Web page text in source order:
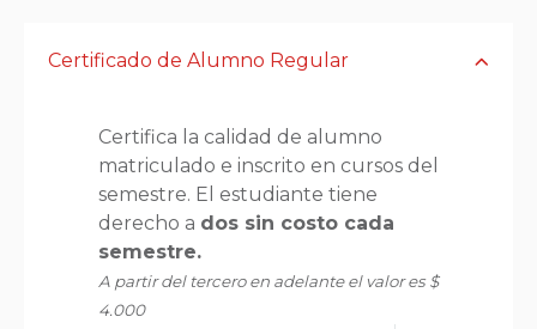
Certificado de Alumno Regular
Certifica la calidad de alumno
matriculado e inscrito en cursos del
semestre. El estudiante tiene
derecho a dos sin costo cada
semestre.
A partir del tercero en adelante el valor es $
4.000